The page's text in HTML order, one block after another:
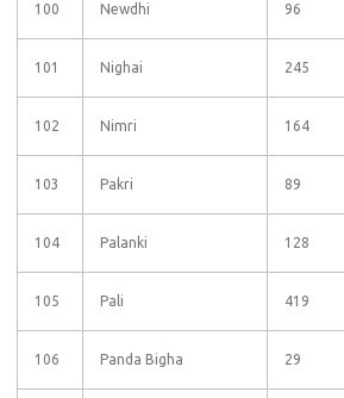
100 Newdhi 96
101 Nighai 245
102 Nimri 164
103 Pakri 89
104 Palanki 128
105 Pali 419
106 Panda Bigha 29